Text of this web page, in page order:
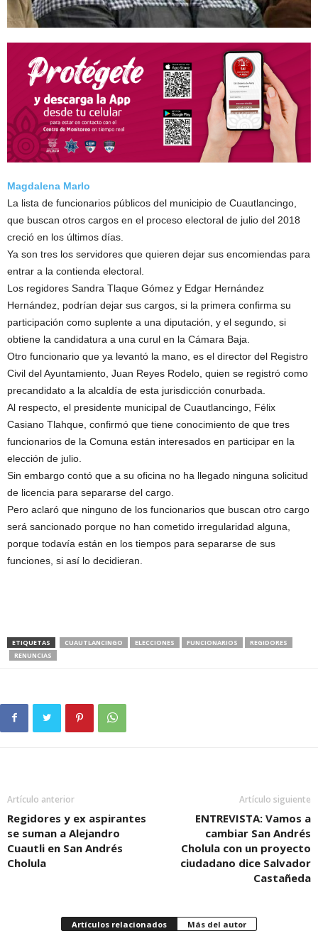
Magdalena Marlo
La lista de funcionarios públicos del municipio de Cuautlancingo,
que buscan otros cargos en el proceso electoral de julio del 2018
creció en los últimos días.
Ya son tres los servidores que quieren dejar sus encomiendas para
entrar a la contienda electoral.
Los regidores Sandra Tlaque Gómez y Edgar Hernández
Hernández, podrían dejar sus cargos, si la primera confirma su
participación como suplente a una diputación, y el segundo, si
obtiene la candidatura a una curul en la Cámara Baja.
Otro funcionario que ya levantó la mano, es el director del Registro
Civil del Ayuntamiento, Juan Reyes Rodelo, quien se registró como
precandidato a la alcaldía de esta jurisdicción conurbada.
Al respecto, el presidente municipal de Cuautlancingo, Félix
Casiano Tlahque, confirmó que tiene conocimiento de que tres
funcionarios de la Comuna están interesados en participar en la
elección de julio.
Sin embargo contó que a su oficina no ha llegado ninguna solicitud
de licencia para separarse del cargo.
Pero aclaró que ninguno de los funcionarios que buscan otro cargo
será sancionado porque no han cometido irregularidad alguna,
porque todavía están en los tiempos para separarse de sus
funciones, si así lo decidieran.
ETIQUETAS CUAUTLANCINGO ELECCIONES FUNCIONARIOS
REGIDORES
RENUNCIAS
Artículo anterior
Regidores y ex aspirantes
se suman a Alejandro
Cuautli en San Andrés
Cholula
Artículo siguiente
ENTREVISTA: Vamos a
cambiar San Andrés
Cholula con un proyecto
ciudadano dice Salvador
Castañeda
Artículos relacionados Más del autor